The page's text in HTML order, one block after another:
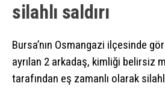
silahlı saldırı
Bursa’nın Osmangazi ilçesinde
ayrılan 2 arkadaş, kimliği belirsiz
tarafından eş zamanlı olarak